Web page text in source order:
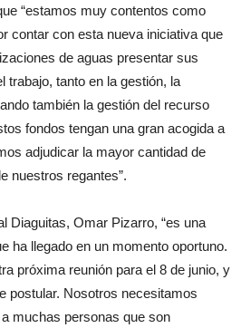
“estamos muy contentos como
contar con esta nueva iniciativa que
de aguas presentar sus
trabajo, tanto en la gestión, la
también la gestión del recurso
fondos tengan una gran acogida a
adjudicar la mayor cantidad de
nuestros regantes”.
Diaguitas, Omar Pizarro, “es una
ha llegado en un momento oportuno.
próxima reunión para el 8 de junio, y
postular. Nosotros necesitamos
muchas personas que son